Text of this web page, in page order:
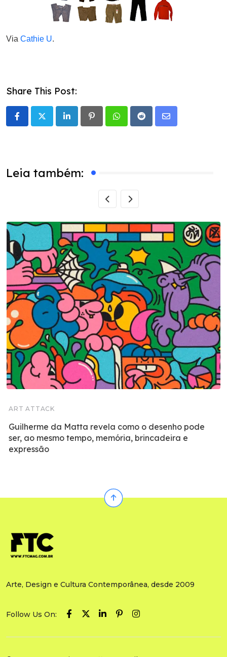
Via Cathie U.
Share This Post:
LinkedInPinterestWhatsappRedditShare
Leia também:
ART ATTACK
Guilherme da Matta revela como o desenho pode
ser, ao mesmo tempo, memória, brincadeira e
expressão
Arte, Design e Cultura Contemporânea, desde 2009
Follow Us On: